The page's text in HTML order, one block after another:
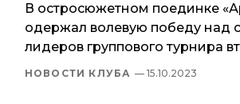
В остросюжетном поединке
одержал волевую победу над
лидеров группового турнира
НОВОСТИ КЛУБА — 15.10.2023